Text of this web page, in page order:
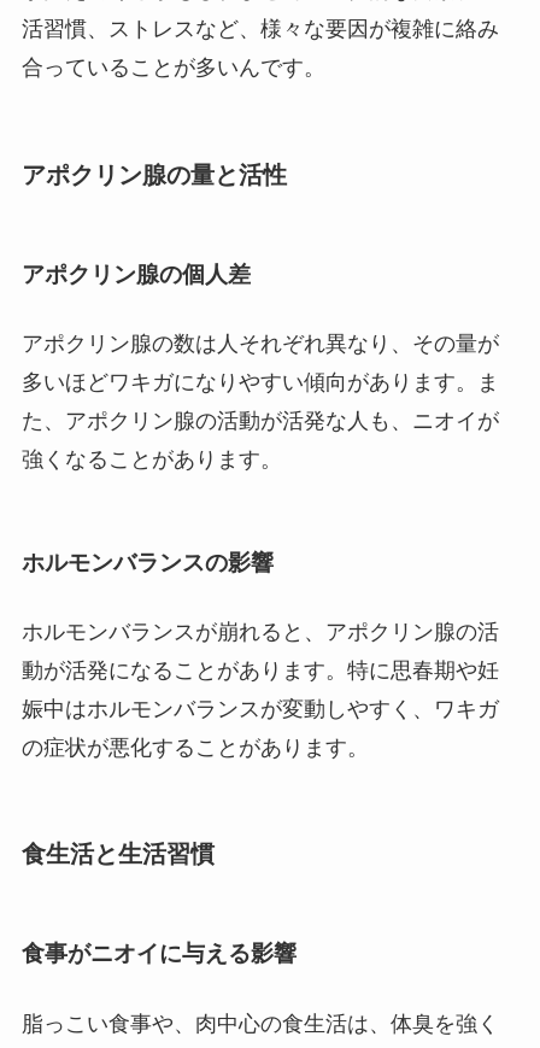
活習慣、ストレスなど、様々な要因が複雑に絡み
合っていることが多いんです。
アポクリン腺の量と活性
アポクリン腺の個人差
アポクリン腺の数は人それぞれ異なり、その量が
多いほどワキガになりやすい傾向があります。ま
た、アポクリン腺の活動が活発な人も、ニオイが
強くなることがあります。
ホルモンバランスの影響
ホルモンバランスが崩れると、アポクリン腺の活
動が活発になることがあります。特に思春期や妊
娠中はホルモンバランスが変動しやすく、ワキガ
の症状が悪化することがあります。
食生活と生活習慣
食事がニオイに与える影響
脂っこい食事や、肉中心の食生活は、体臭を強く